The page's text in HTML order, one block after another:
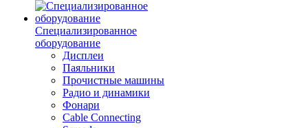
Специализированное
оборудование
Дисплеи
Паяльники
Прочистные машины
Радио и динамики
Фонари
Cable Connecting